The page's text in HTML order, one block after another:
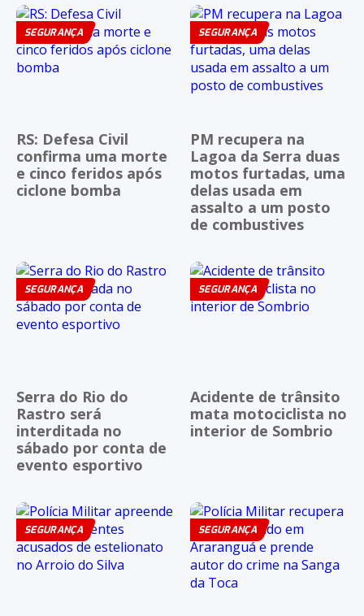
SEGURANÇA
RS: Defesa Civil
confirma uma morte
e cinco feridos após
ciclone bomba
SEGURANÇA
PM recupera na
Lagoa da Serra duas
motos furtadas, uma
delas usada em
assalto a um posto
de combustives
SEGURANÇA
Serra do Rio do
Rastro será
interditada no
sábado por conta de
evento esportivo
SEGURANÇA
Acidente de trânsito
mata motociclista no
interior de Sombrio
SEGURANÇA SEGURANÇA